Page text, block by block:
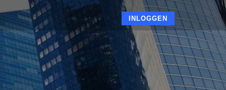
INLOGGEN